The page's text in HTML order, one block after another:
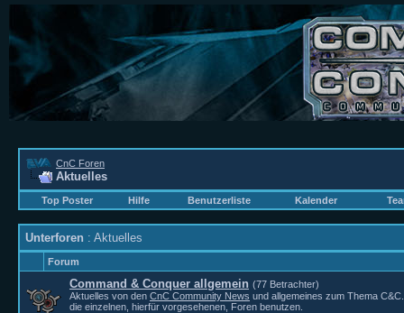
CnC Foren
Aktuelles
Top Poster Hilfe Benutzerliste Kalender
Unterforen : Aktuelles
Forum
Command & Conquer allgemein (77 Betrachter)
Aktuelles von den CnC Community News und allgemeines zum Thema
die einzelnen, hierfür vorgesehenen, Foren benutzen.